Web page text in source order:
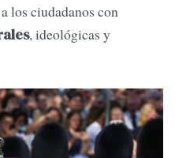
los ciudadanos con
, ideológicas y